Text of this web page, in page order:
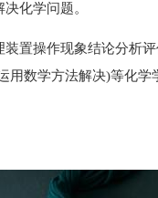
化学问题。
置操作现象结论分析
用数学方法解决)等化